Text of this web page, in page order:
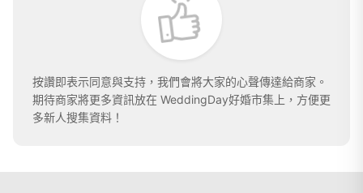
按讚即表示同意與支持，我們會將大家的心聲傳達給商家。
期待商家將更多資訊放在 WeddingDay好婚市集上，方便更
多新人搜集資料！